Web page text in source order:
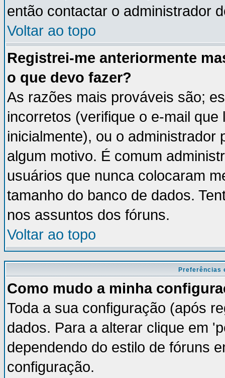
então contactar o administrador
Voltar ao topo
Registrei-me anteriormente
o que devo fazer?
As razões mais prováveis são;
incorretos (verifique o e-mail
inicialmente), ou o
algum motivo. É comum
usuários que nunca colocaram
tamanho do banco de dados.
nos assuntos dos fóruns.
Voltar ao topo
Preferências
Como mudo a minha
Toda a sua configuração (após
dados. Para a alterar clique em
dependendo do estilo de fóruns
configuração.